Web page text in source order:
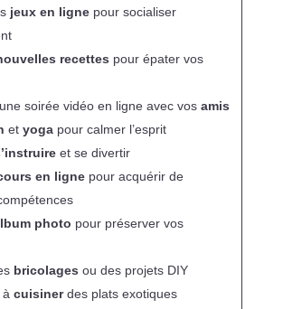
jeux en lignepour socialiser
recettes pour épater vos
soirée vidéo en ligne avec vos amis
et yogapour calmer l’esprit
et se divertir
en lignepour acquérir de
photo pour préserver vos
bricolages ou des projets DIY
cuisinerdes plats exotiques